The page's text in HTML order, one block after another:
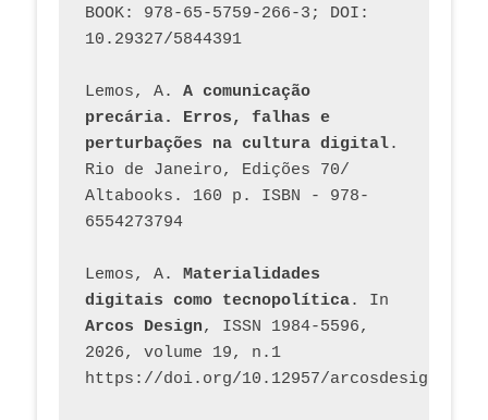
BOOK: 978-65-5759-266-3; DOI:
10.29327/5844391
Lemos, A. A comunicação
precária. Erros, falhas e
perturbações na cultura digital.
Rio de Janeiro, Edições 70/
Altabooks. 160 p. ISBN - 978-
6554273794
Lemos, A. Materialidades
digitais como tecnopolítica
Arcos Design, ISSN 1984-5596,
2026, volume 19, n.1
https://doi.org/10.12957/